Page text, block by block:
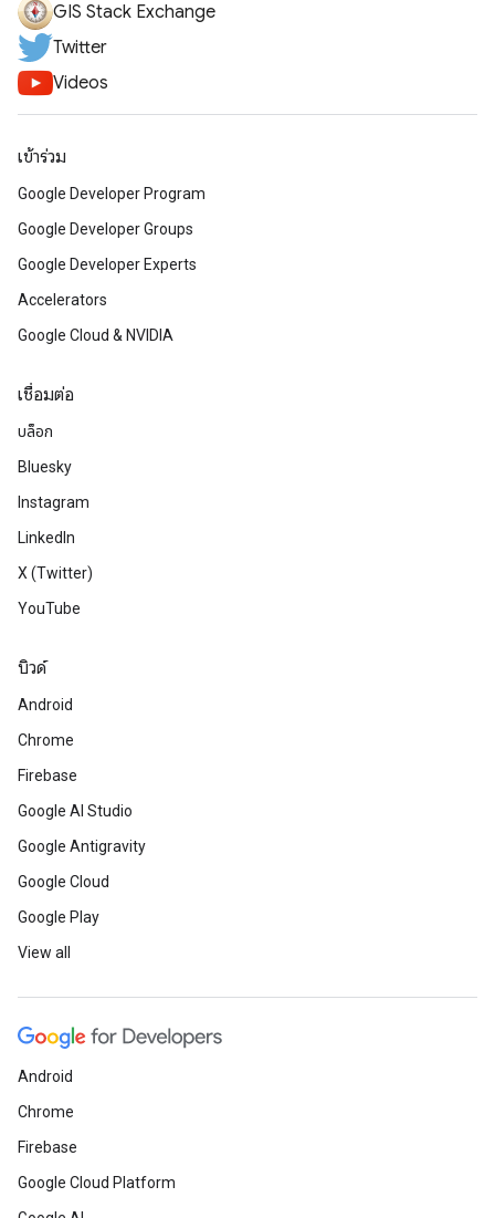
GIS Stack Exchange
Twitter
Videos
เข้าร่วม
Google Developer Program
Google Developer Groups
Google Developer Experts
Accelerators
Google Cloud & NVIDIA
เชื่อมต่อ
บล็อก
Bluesky
Instagram
LinkedIn
X (Twitter)
YouTube
บิวด์
Android
Chrome
Firebase
Google AI Studio
Google Antigravity
Google Cloud
Google Play
View all
Android
Chrome
Firebase
Google Cloud Platform